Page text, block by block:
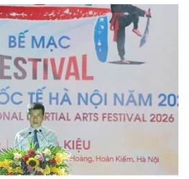
Tiêu dùng
Tỷ giá
Chứng khoán
Giá cà phê